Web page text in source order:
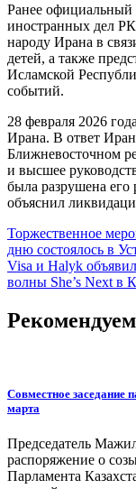
Ранее официальный
иностранных дел
народу Ирана в
детей, а также
Исламской
событий.
28 февраля 2026
Ирана. В ответ
Ближневосточном
и высшее
была разрушена
объяснил
Навигация
по
записям
Торжественное
дню состоялось в
Visa и Halyk
волны She’s Next в
Рекомендуем
Совместное заседание
марта
Председатель
распоряжение о
Парламента